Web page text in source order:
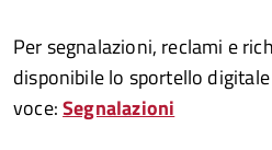
Per segnalazioni, reclami e
disponibile lo sportello
voce:Segnalazioni